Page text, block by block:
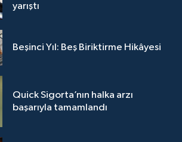
yarıştı
Beşinci Yıl: Beş Biriktirme Hikâyesi
Quick Sigorta’nın halka arzı
başarıyla tamamlandı